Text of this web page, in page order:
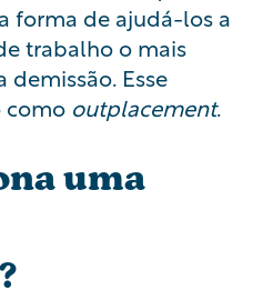
forma de ajudá-los a
trabalho o mais
Esse
como outplacement.
uma